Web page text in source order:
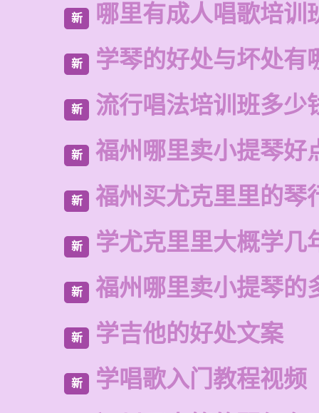
新 哪里有成人唱歌培训
新 学琴的好处与坏处有
新 流行唱法培训班多少
新 福州哪里卖小提琴好
新 福州买尤克里里的琴
新 学尤克里里大概学几
新 福州哪里卖小提琴的
新 学吉他的好处文案
新 学唱歌入门教程视频